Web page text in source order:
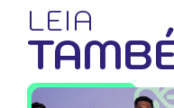
LEIA